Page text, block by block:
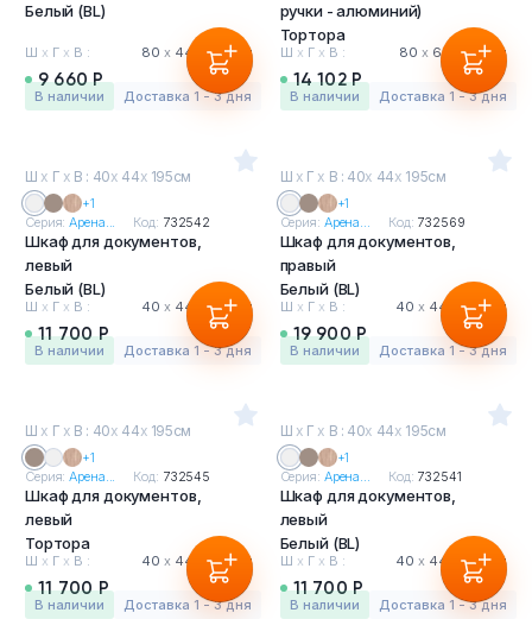
Белый (BL)
Ш х Г х В : 80 х44 195 см
9 660 Р
в наличии Доставка 1 - 3 дня
ручки - алюминий)
Тортора
Ш х Г х В : 80 х 60 х80 см
14 102 Р
в наличии Доставка 1 - 3 дня
Ш х Г х В : 40х 44х 195см
+1
Серия:Арена... Код: 732542
Шкаф для документов,
левый
Белый (BL)
Ш х Г х В : 40 х44 195 см
11 700 Р
в наличии Доставка 1 - 3 дня
Ш х Г х В : 40х 44х 195см
+1
Серия: Арена... Код: 732569
Шкаф для документов,
правый
Белый (BL)
Ш х Г х В : 40 х 44 195 см
19 900 Р
в наличии Доставка 1 - 3 дня
Ш х Г х В : 40х 44х 195см
+1
Серия:Арена... Код: 732545
Шкаф для документов,
левый
Тортора
Ш х Г х В : 40 х44 195 см
11 700 Р
в наличии Доставка 1 - 3 дня
Ш х Г х В : 40х 44х 195см
+1
Серия: Арена... Код: 732541
Шкаф для документов,
левый
Белый (BL)
Ш х Г х В : 40 х 44 195 см
11 700 Р
в наличии Доставка 1 - 3 дня